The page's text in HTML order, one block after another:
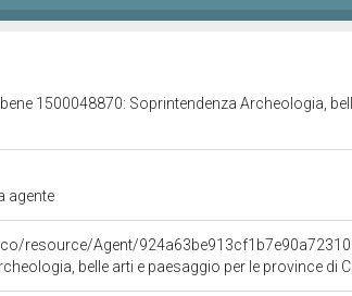
1500048870: Soprintendenza Archeologia,
agente
resource/Agent/
belle arti e paesaggio per le province di